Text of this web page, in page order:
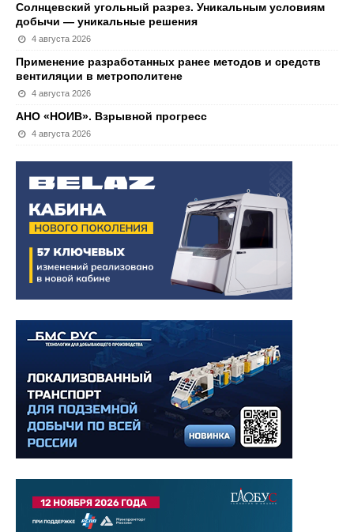
Солнцевский угольный разрез. Уникальным условиям
добычи — уникальные решения
4 августа 2026
Применение разработанных ранее методов и средств
вентиляции в метрополитене
4 августа 2026
АНО «НОИВ». Взрывной прогресс
4 августа 2026